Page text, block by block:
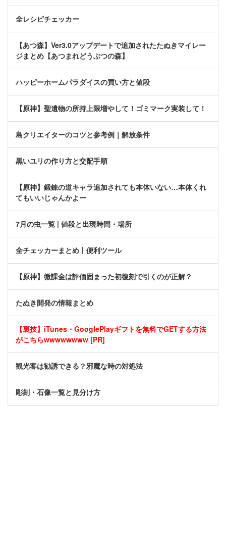
全レシピチェッカー
【あつ森】Ver3.0アップデートで追加されたたぬきマイレー
ジまとめ【あつまれどうぶつの森】
ハッピーホームパラダイスの買い方と値段
【原神】聖遺物の所持上限増やして！ゴミマーク実装して！
島クリエイターのコツと参考例｜解放条件
黒いユリの作り方と交配手順
【原神】鍛錬の道キャラ追加されても本体いない…本体くれ
てもいいじゃんかよー
7月の虫一覧 | 値段と出現時間・場所
全チェッカーまとめ丨便利ツール
【原神】微課金は評価固まった初復刻で引くのが正解？
たぬき開発の情報まとめ
【裏技】iTunes・GooglePlayギフトを無料でGETする方法
がこちらwwwwwwww [PR]
観光客は勧誘できる？邪魔な時の対処法
彫刻・石像一覧と見分け方